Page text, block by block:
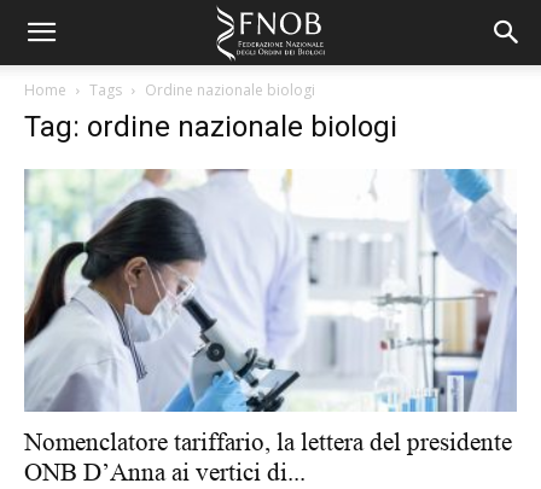
Home Tags Ordine nazionale biologi
Tag: ordine nazionale biologi
Nomenclatore tariffario, la lettera del presidente
ONB D’Anna ai vertici di...